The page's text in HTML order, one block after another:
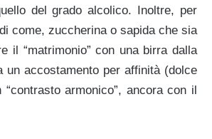
del grado alcolico. Inoltre, per
come, zuccherina o sapida che sia
il “matrimonio” con una birra dalla
accostamento per affinità (dolce
armonico”, ancora con il